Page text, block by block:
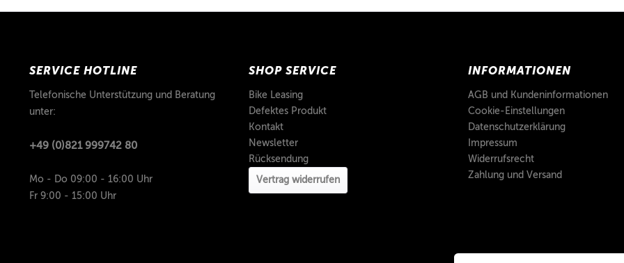
SERVICE HOTLINE
Telefonische Unterstützung und Beratung
unter:
+49 (0)821 999742 80
Mo - Do 09:00 - 16:00 Uhr
Fr 9:00 - 15:00 Uhr
SHOP SERVICE
Bike Leasing
Defektes Produkt
Kontakt
Newsletter
Rücksendung
Vertrag widerrufen
INFORMATIONEN
AGB und Kundeninformationen
Cookie-Einstellungen
Datenschutzerklärung
Impressum
Widerrufsrecht
Zahlung und Versand